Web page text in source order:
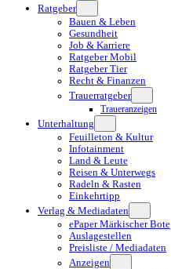
Ratgeber
Bauen & Leben
Gesundheit
Job & Karriere
Ratgeber Mobil
Ratgeber Tier
Recht & Finanzen
Trauerratgeber
Traueranzeigen
Unterhaltung
Feuilleton & Kultur
Infotainment
Land & Leute
Reisen & Unterwegs
Radeln & Rasten
Einkehrtipp
Verlag & Mediadaten
ePaper Märkischer Bote
Auslagestellen
Preisliste / Mediadaten
Anzeigen